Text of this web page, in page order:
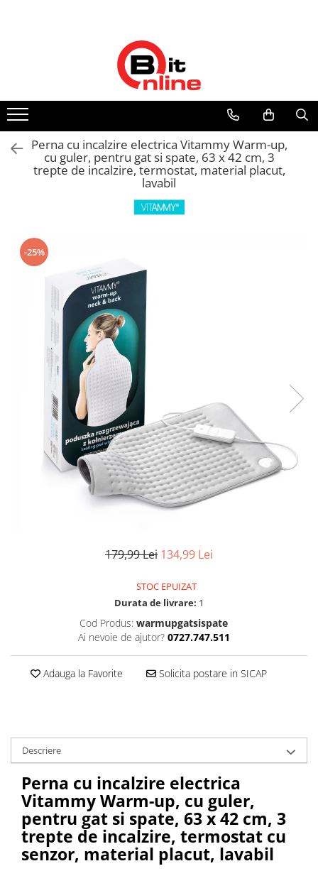
Aparate aerosoli si accesorii
Aparate aerosoli
Camere inhalare
Accesorii
Tensiometre
Termometre
Termometre non-contact
Termometre copii
Termometre clasice
Pulsoximetre
Pulsoximetre de deget
Pulsoximetre profesionale
Accesorii
Monitorizare medicala
Stetoscoape
Spirometre
Spirometre portabile
Accesorii spirometre
Consumabile medicale
Ingrijire personala & cosmetice
Ingrijire personala
Manichiura-pedichiura
Igiena dentara
Periute de dinti electrice
Irigatoare bucale
Accesorii si rezerve
Ondulatoare si placi de par
Ondulatoare
Placi de par
Distribuitor autorizat Philips
Perna cu incalzire electrica Vitammy Warm-up,
cu guler, pentru gat si spate, 63 x 42 cm, 3
trepte de incalzire, termostat, material placut,
lavabil
-25%
179,99 Lei 134,99 Lei
STOC EPUIZAT
Durata de livrare: 1
Cod Produs: warmupgatsispate
Ai nevoie de ajutor? 0727.747.511
Adauga la Favorite Solicita postare in SICAP
Descriere
Perna cu incalzire electrica
Vitammy Warm-up, cu guler,
pentru gat si spate, 63 x 42 cm, 3
trepte de incalzire, termostat cu
senzor, material placut, lavabil